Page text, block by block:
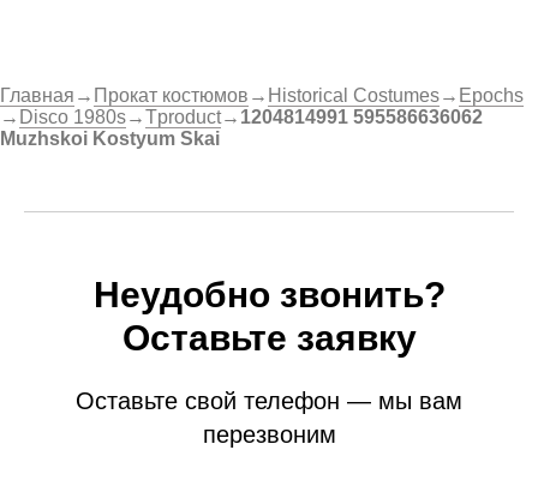
Главная → Прокат костюмов → Historical Costumes→ Epochs
→ Disco 1980s→Tproduct→ 1204814991 595586636062
Muzhskoi Kostyum Skai
Неудобно звонить?
Оставьте заявку
Оставьте свой телефон — мы вам
перезвоним